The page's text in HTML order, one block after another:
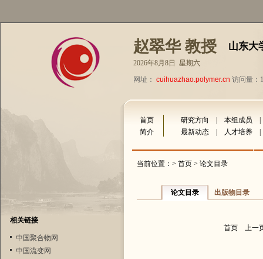
赵翠华 教授 山东大
2026年8月8日 星期六
网址： cuihuazhao.polymer.cn 访问量：
相关链接
中国聚合物网
中国流变网
首页 研究方向 本组成员
简介
最新动态 人才培养
当前位置：> 首页 > 论文目录
论文目录 出版物目录
首页 上一